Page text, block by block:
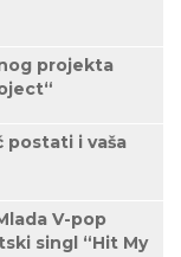
projekta
postati i vaša
V-pop
singl “Hit My